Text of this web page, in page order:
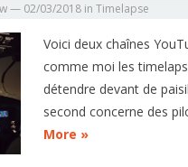
— 02/03/2018 in Timelapse
Voici deux chaînes
comme moi les
détendre devant de
second concerne des
More »